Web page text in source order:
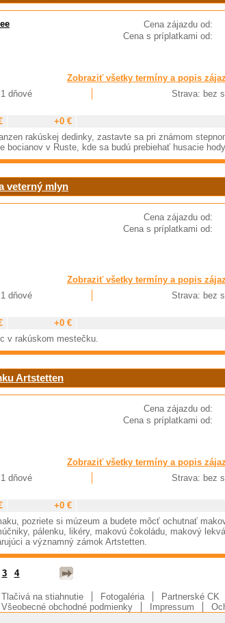
Cena zájazdu od:
Cena s príplatkami od:
Zobraziť všetky termíny a popis
dňové Strava: bez
+0 €
rakúskej dedinky, zastavte sa pri známom
bocianov v Ruste, kde sa budú prebiehať husacie
veterný mlyn
Cena zájazdu od:
Cena s príplatkami od:
Zobraziť všetky termíny a popis
dňové Strava: bez
+0 €
v rakúskom mestečku.
Artstetten
Cena zájazdu od:
Cena s príplatkami od:
Zobraziť všetky termíny a popis
dňové Strava: bez
+0 €
pozriete si múzeum a budete môcť ochutnať
pálenku, likéry, makovú čokoládu, makový
a významný zámok Artstetten.
3 4
Tlačivá na stiahnutie Fotogaléria Partnerské CK
Všeobecné obchodné podmienky
Impressum